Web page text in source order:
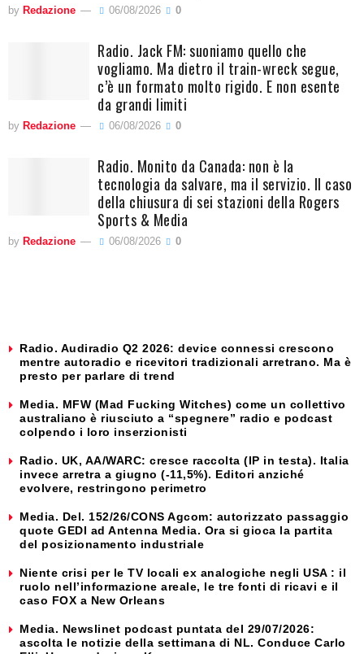
by Redazione 06/08/2026 0
Radio. Jack FM: suoniamo quello che
vogliamo. Ma dietro il train-wreck segue,
c’è un formato molto rigido. E non esente
da grandi limiti
by Redazione 06/08/2026 0
Radio. Monito da Canada: non è la
tecnologia da salvare, ma il servizio. Il caso
della chiusura di sei stazioni della Rogers
Sports & Media
by Redazione 06/08/2026 0
Radio. Audiradio Q2 2026: device connessi crescono
mentre autoradio e ricevitori tradizionali arretrano. Ma è
presto per parlare di trend
Media. MFW (Mad Fucking Witches) come un collettivo
australiano è riusciuto a “spegnere” radio e podcast
colpendo i loro inserzionisti
Radio. UK, AA/WARC: cresce raccolta (IP in testa). Italia
invece arretra a giugno (-11,5%). Editori anziché
evolvere, restringono perimetro
Media. Del. 152/26/CONS Agcom: autorizzato passaggio
quote GEDI ad Antenna Media. Ora si gioca la partita
del posizionamento industriale
Niente crisi per le TV locali ex analogiche negli USA : il
ruolo nell’informazione areale, le tre fonti di ricavi e il
caso FOX a New Orleans
Media. Newslinet podcast puntata del 29/07/2026:
ascolta le notizie della settimana di NL. Conduce Carlo